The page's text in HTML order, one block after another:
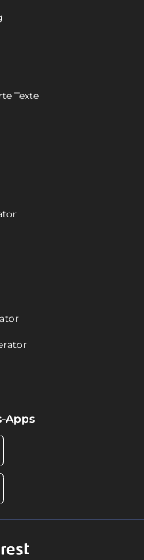
Texte
Apps